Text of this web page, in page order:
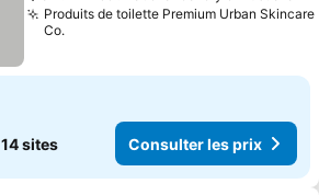
Produits de toilette Premium Urban Skincare
Co.
14 sites Consulter les prix